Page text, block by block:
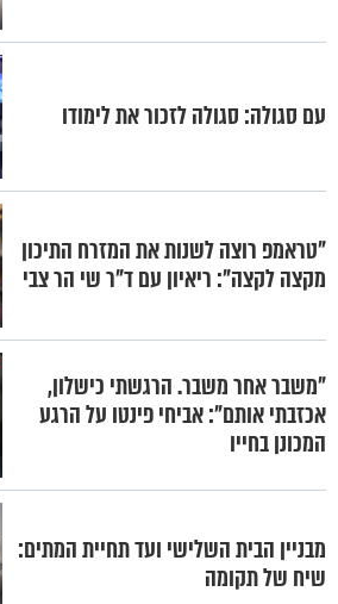
עם סגולה: סגולה לזכור את לימודו
"טראמפ רוצה לשנות את המזרח התיכון
מקצה לקצה": ריאיון עם ד"ר שי הר צבי
"משבר אחר משבר. הרגשתי כישלון,
אכזבתי אותם": אביחי פינטו על הרגע
המכונן בחייו
מבניין הבית השלישי ועד תחיית המתים:
שיח של תקומה